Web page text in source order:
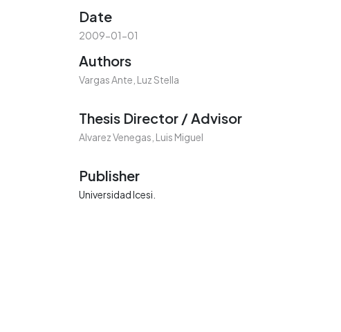
Date
2009-01-01
Authors
Vargas Ante, Luz Stella
Thesis Director / Advisor
Alvarez Venegas, Luis Miguel
Publisher
Universidad Icesi.